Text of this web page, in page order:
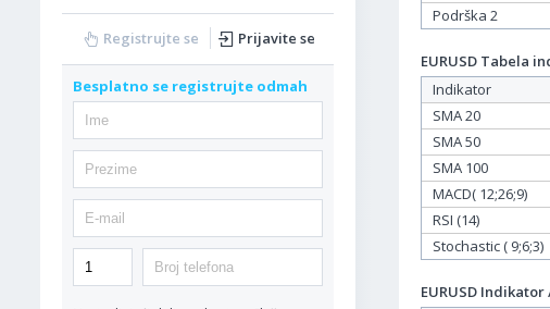
Registrujte se Prijavite se
Besplatno se registrujte odmah
Podrška 2
EURUSD Tabela
Indikator
SMA 20
SMA 50
SMA 100
MACD( 12;26;9)
RSI (14)
Stochastic ( 9;6;3)
EURUSD